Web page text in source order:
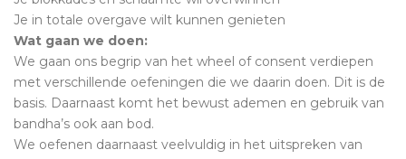
Je in totale overgave wilt kunnen genieten
Wat gaan we doen:
We gaan ons begrip van het wheel of consent verdiepen
met verschillende oefeningen die we daarin doen. Dit is de
basis. Daarnaast komt het bewust ademen en gebruik van
bandha’s ook aan bod.
We oefenen daarnaast veelvuldig in het uitspreken van